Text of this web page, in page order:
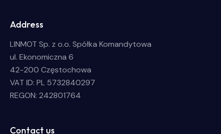
Address
LINMOT Sp. z o.o. Spółka Komandytowa
ul. Ekonomiczna 6
42-200 Częstochowa
VAT ID: PL 5732840297
REGON: 242801764
Contact us